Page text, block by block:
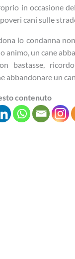
in occasione
cani sulle
lo condanna
animo, un cane
bastasse,
abbandonare un
contenuto